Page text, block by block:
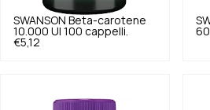
SWANSON Beta-carotene
10.000 UI 100 cappelli.
€5,12
60